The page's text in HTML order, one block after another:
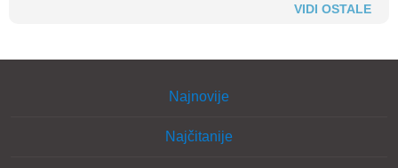
VIDI OSTALE
Najnovije
Najčitanije